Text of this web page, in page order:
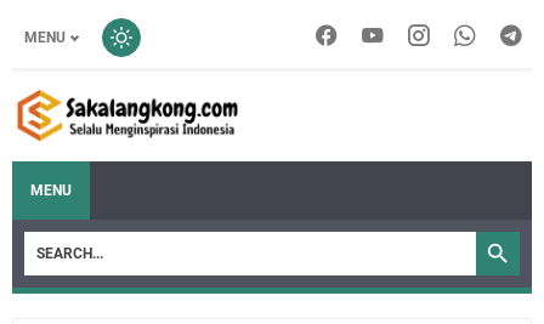
MENU
MENU